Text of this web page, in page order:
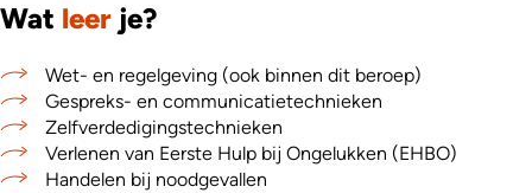
Wat leer je?
Wet- en regelgeving (ook binnen dit beroep)
Gespreks- en communicatietechnieken
Zelfverdedigingstechnieken
Verlenen van Eerste Hulp bij Ongelukken (EHBO)
Handelen bij noodgevallen